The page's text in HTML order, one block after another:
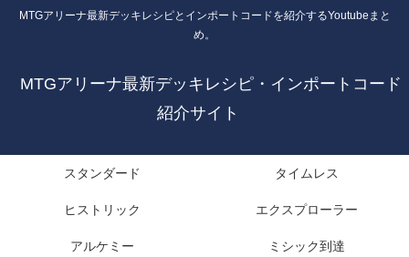
MTGアリーナ最新デッキレシピとインポートコードを紹介するYoutubeまと
め。
MTGアリーナ最新デッキレシピ・インポートコード
紹介サイト
スタンダード タイムレス
ヒストリック エクスプローラー
アルケミー ミシック到達